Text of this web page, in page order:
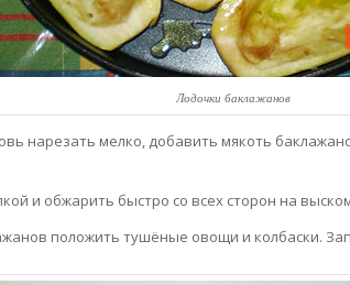
Лодочки баклажанов
нарезать мелко, добавить мякоть
и обжарить быстро со всех сторон на
положить тушёные овощи и колбаски.